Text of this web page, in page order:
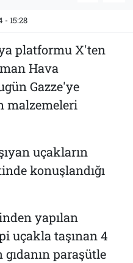
- 15:28
platformu X'ten
Hava
Gazze'ye
malzemeleri
uçakların
konuşlandığı
yapılan
uçakla taşınan 4
paraşütle